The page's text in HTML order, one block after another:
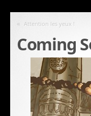
« Attention les yeux !
Coming